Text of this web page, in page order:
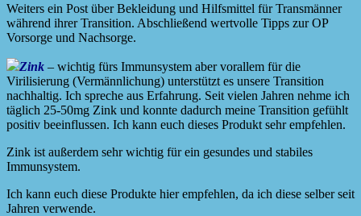
Weiters ein Post über Bekleidung und Hilfsmittel für Transmänner
während ihrer Transition. Abschließend wertvolle Tipps zur OP
Vorsorge und Nachsorge.
Zink – wichtig fürs Immunsystem aber vorallem für die
Virilisierung (Vermännlichung) unterstützt es unsere Transition
nachhaltig. Ich spreche aus Erfahrung. Seit vielen Jahren nehme ich
täglich 25-50mg Zink und konnte dadurch meine Transition gefühlt
positiv beeinflussen. Ich kann euch dieses Produkt sehr empfehlen.
Zink ist außerdem sehr wichtig für ein gesundes und stabiles
Immunsystem.
Ich kann euch diese Produkte hier empfehlen, da ich diese selber seit
Jahren verwende.